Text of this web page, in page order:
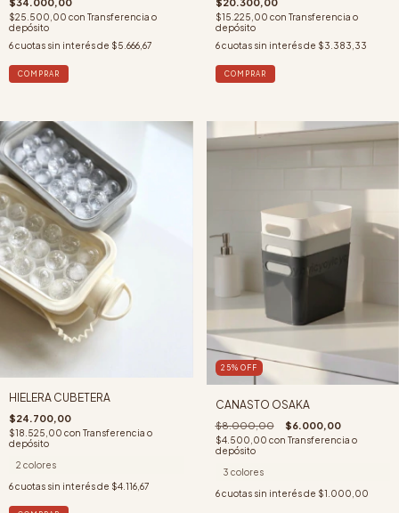
$25.500,00 con Transferencia o
depósito
6cuotas sin interés de $5.666,67
$15.225,00 con Transferencia o
depósito
6 cuotas sin interés de $3.383,33
HIELERA CUBETERA
$24.700,00
$18.525,00 con Transferencia o
depósito
2 colores
6cuotas sin interés de $4.116,67
25% OFF
CANASTO OSAKA
$8.000,00 $6.000,00
$4.500,00 con Transferencia o
depósito
3 colores
6 cuotas sin interés de $1.000,00